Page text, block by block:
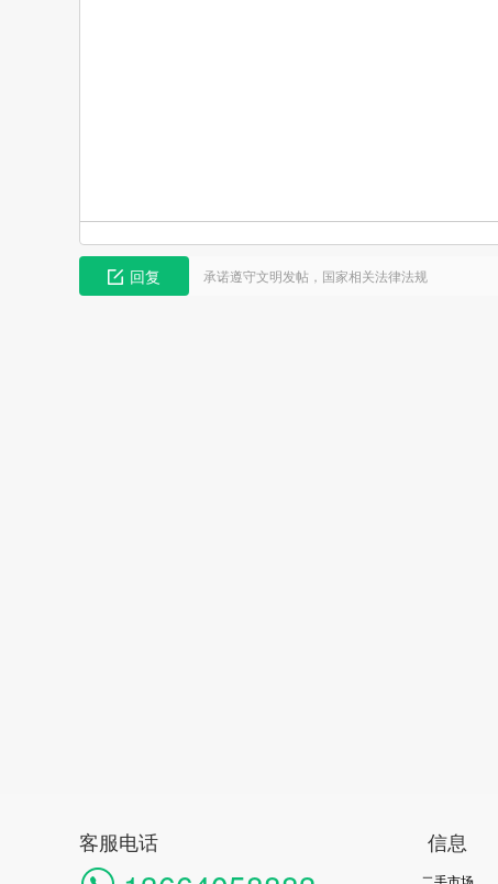
回复 承诺遵守文明发帖，国家相关法律法规
客服电话 信息
二手市场